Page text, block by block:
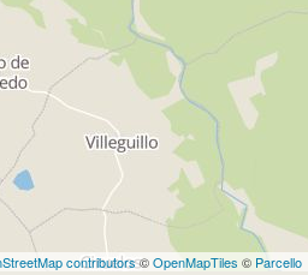
contributors©OpenMapTiles © Parcello